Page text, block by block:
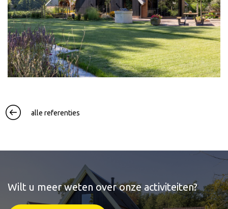
alle referenties
Wilt u meer weten over onze activiteiten?